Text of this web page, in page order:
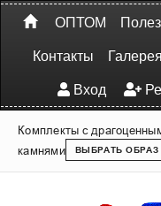
ОПТОМ
Контакты
Вход
Комплекты с
камнями
ВЫБРАТЬ ОБРАЗ